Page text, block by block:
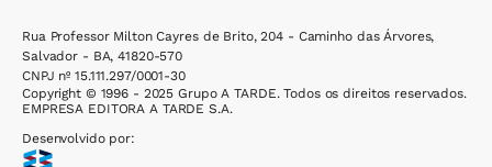
Rua Professor Milton Cayres de Brito, 204 - Caminho das Árvores,
Salvador - BA, 41820-570
CNPJ nº 15.111.297/0001-30
Copyright © 1996 - 2025 Grupo A TARDE. Todos os direitos reservados.
EMPRESA EDITORA A TARDE S.A.
Desenvolvido por: